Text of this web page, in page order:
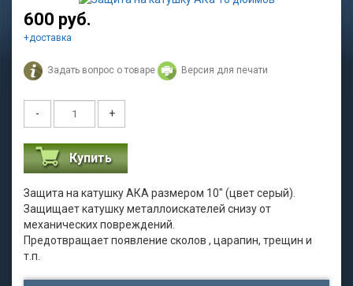
600 руб.
+доставка
Задать вопрос о товаре Версия для печати
- +
Купить
Защита на катушку АКА размером 10" (цвет серый).
Защищает катушку металлоискателей снизу от
механических повреждений.
Предотвращает появление сколов , царапин, трещин и
т.п.